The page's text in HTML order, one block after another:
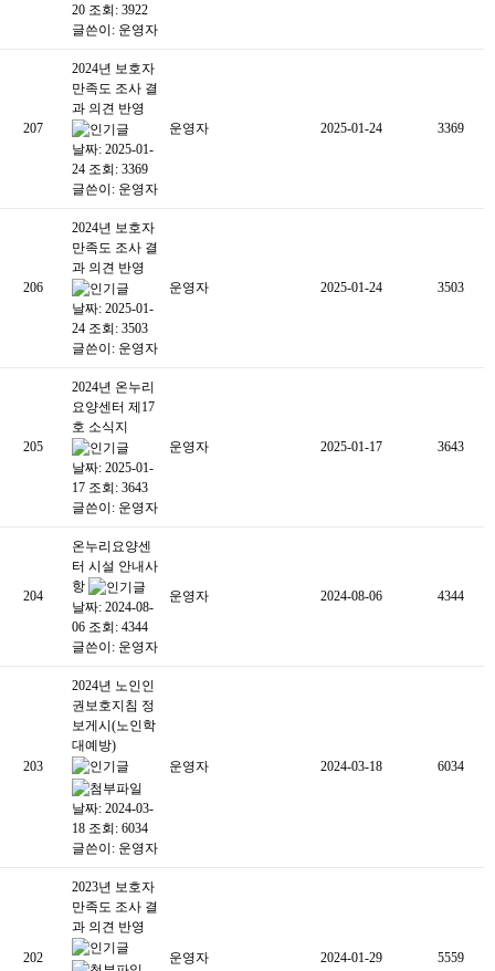
20 조회: 3922
글쓴이: 운영자
207
2024년 보호자
만족도 조사 결
과 의견 반영
날짜: 2025-01-
24 조회: 3369
글쓴이: 운영자
운영자 2025-01-24 3369
206
2024년 보호자
만족도 조사 결
과 의견 반영
날짜: 2025-01-
24 조회: 3503
글쓴이: 운영자
운영자 2025-01-24 3503
205
2024년 온누리
요양센터 제17
호 소식지
날짜: 2025-01-
17 조회: 3643
글쓴이: 운영자
운영자 2025-01-17 3643
204
온누리요양센
터 시설 안내사
항
날짜: 2024-08-
06 조회: 4344
글쓴이: 운영자
운영자 2024-08-06 4344
203
2024년 노인인
권보호지침 정
보게시(노인학
대예방)
날짜: 2024-03-
18 조회: 6034
글쓴이: 운영자
운영자 2024-03-18 6034
202
2023년 보호자
만족도 조사 결
과 의견 반영
운영자 2024-01-29 5559